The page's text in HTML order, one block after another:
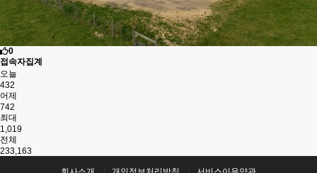
0
접속자집계
오늘
432
어제
742
최대
1,019
전체
233,163